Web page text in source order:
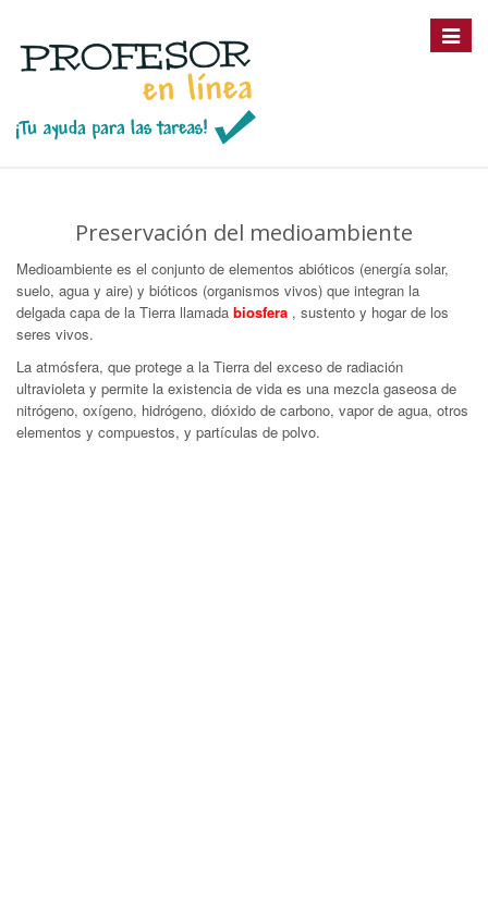
Toggle
Preservación del medioambiente
Medioambiente es el conjunto de elementos abióticos (energía solar,
suelo, agua y aire) y bióticos (organismos vivos) que integran la
delgada capa de la Tierra llamada biosfera , sustento y hogar de los
seres vivos.
La atmósfera, que protege a la Tierra del exceso de radiación
ultravioleta y permite la existencia de vida es una mezcla gaseosa de
nitrógeno, oxígeno, hidrógeno, dióxido de carbono, vapor de agua, otros
elementos y compuestos, y partículas de polvo.